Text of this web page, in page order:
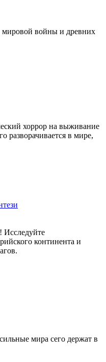
мировой войны и древних
хоррор на выживание
разворачивается в мире,
Исследуйте
континента и
мира сего держат в